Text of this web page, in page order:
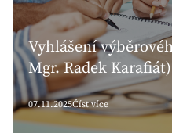
Vyhlášení
Mgr. Radek Karafiát)
07.11.2025Číst více